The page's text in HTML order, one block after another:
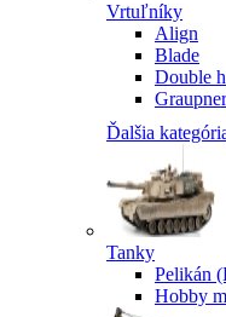
Vrtuľníky
Align
Blade
Double
Graupner
Ďalšia
Tanky
Pelikán
Hobby